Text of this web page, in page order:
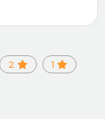
2 1